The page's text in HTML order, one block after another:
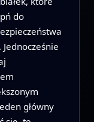
do
główny